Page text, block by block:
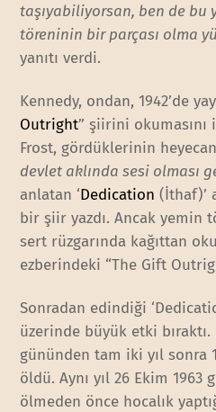
taşıyabiliyorsan, ben de bu
töreninin bir parçası olma
yanıtı verdi.
Kennedy, ondan, 1942’de
Outright” şiirini okumasını
Frost, gördüklerinin
devlet aklında sesi olması
anlatan ‘Dedication (İthaf)’
bir şiir yazdı. Ancak yemin
sert rüzgarında kağıttan
ezberindeki “The Gift
Sonradan edindiği
üzerinde büyük etki
gününden tam iki yıl sonra
öldü. Aynı yıl 26 Ekim 1963
ölmeden önce hocalık